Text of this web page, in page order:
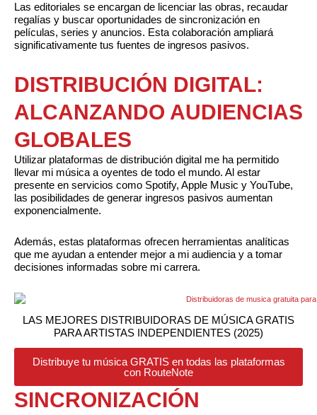
Las editoriales se encargan de licenciar las obras, recaudar
regalías y buscar oportunidades de sincronización en
películas, series y anuncios. Esta colaboración ampliará
significativamente tus fuentes de ingresos pasivos.
DISTRIBUCIÓN DIGITAL:
ALCANZANDO AUDIENCIAS
GLOBALES
Utilizar plataformas de distribución digital me ha permitido
llevar mi música a oyentes de todo el mundo. Al estar
presente en servicios como Spotify, Apple Music y YouTube,
las posibilidades de generar ingresos pasivos aumentan
exponencialmente.
Además, estas plataformas ofrecen herramientas analíticas
que me ayudan a entender mejor a mi audiencia y a tomar
decisiones informadas sobre mi carrera.
LAS MEJORES DISTRIBUIDORAS DE MÚSICA GRATIS
PARA ARTISTAS INDEPENDIENTES (2025)
Distribuye tu música GRATIS en todas las plataformas
con RouteNote
SINCRONIZACIÓN